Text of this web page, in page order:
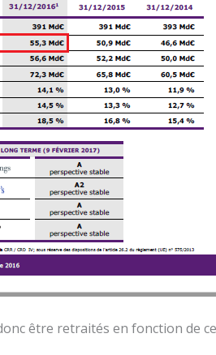
être retraités en fonction de